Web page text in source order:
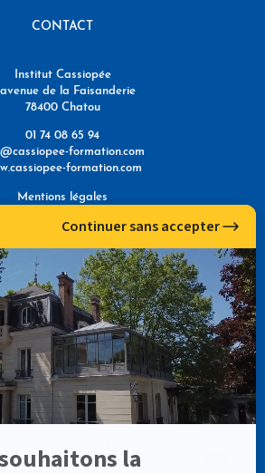
CONTACT
Institut Cassiopée
de la Faisanderie
78400 Chatou
01 74 08 65 94
formation.com
formation.com
Mentions légales
NOUS TROUVER